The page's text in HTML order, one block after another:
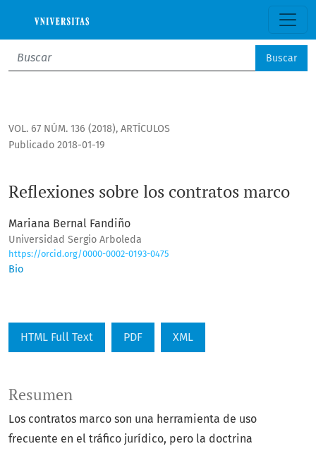
Buscar
VOL. 67 NÚM. 136 (2018), ARTÍCULOS
Reflexiones sobre los contratos marco
Publicado 2018-01-19
Mariana Bernal Fandiño
Universidad Sergio Arboleda
https://orcid.org/0000-0002-0193-0475
Bio
HTML Full Text PDF XML
Resumen
Los contratos marco son una herramienta de uso
frecuente en el tráfico jurídico, pero la doctrina